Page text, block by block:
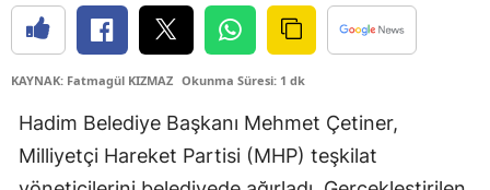
Edirne
Elazığ
KAYNAK: Fatmagül KIZMAZ Okunma Süresi: 1 dk
Hadim Belediye Başkanı Mehmet Çetiner,
Milliyetçi Hareket Partisi (MHP) teşkilat